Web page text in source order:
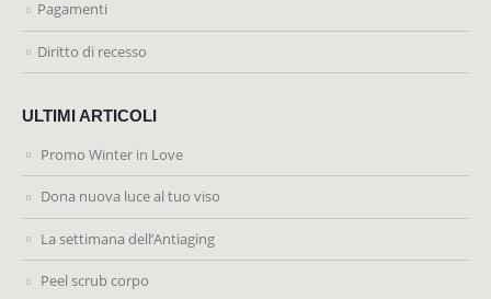
Pagamenti
Diritto di recesso
ULTIMI ARTICOLI
Promo Winter in Love
Dona nuova luce al tuo viso
La settimana dell’Antiaging
Peel scrub corpo